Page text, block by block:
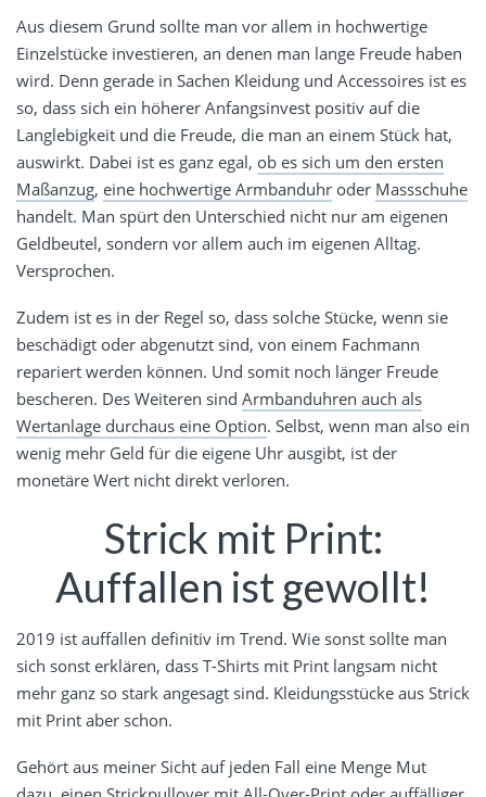
Aus diesem Grund sollte man vor allem in hochwertige
Einzelstücke investieren, an denen man lange Freude haben
wird. Denn gerade in Sachen Kleidung und Accessoires ist es
so, dass sich ein höherer Anfangsinvest positiv auf die
Langlebigkeit und die Freude, die man an einem Stück hat,
auswirkt. Dabei ist es ganz egal, ob es sich um den ersten
Maßanzug, eine hochwertige Armbanduhr oder Massschuhe
handelt. Man spürt den Unterschied nicht nur am eigenen
Geldbeutel, sondern vor allem auch im eigenen Alltag.
Versprochen.
Zudem ist es in der Regel so, dass solche Stücke, wenn sie
beschädigt oder abgenutzt sind, von einem Fachmann
repariert werden können. Und somit noch länger Freude
bescheren. Des Weiteren sind Armbanduhren auch als
Wertanlage durchaus eine Option. Selbst, wenn man also ein
wenig mehr Geld für die eigene Uhr ausgibt, ist der
monetäre Wert nicht direkt verloren.
Strick mit Print:
Auffallen ist gewollt!
2019 ist auffallen definitiv im Trend. Wie sonst sollte man
sich sonst erklären, dass T-Shirts mit Print langsam nicht
mehr ganz so stark angesagt sind. Kleidungsstücke aus Strick
mit Print aber schon.
Gehört aus meiner Sicht auf jeden Fall eine Menge Mut